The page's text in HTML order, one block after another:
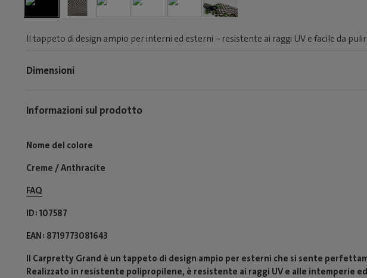
Il tappeto di design ampio per interni ed esterni – resistente ai raggi UV e facile da
Dimensioni
Informazioni sul prodotto
Nome del colore
Creme / Anthracite
FAQ
ID 107587
EAN 8719773081643
Il Carpretty Grand è un tappeto di design ampio per esterni che si sente
Realizzato in resistente polipropilene, è resistente ai raggi UV e alle intemperie